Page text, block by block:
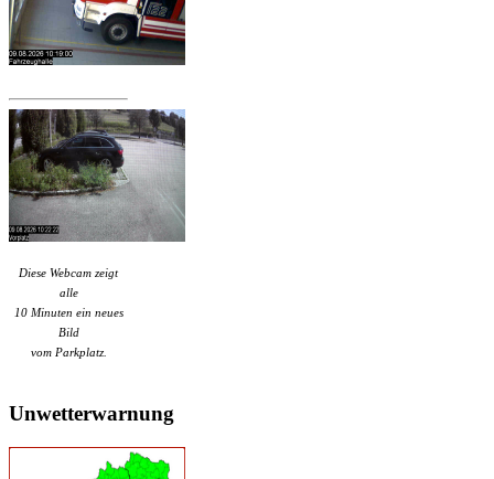
Diese Webcam zeigt
alle
10 Minuten ein neues
Bild
vom Parkplatz.
Unwetterwarnung